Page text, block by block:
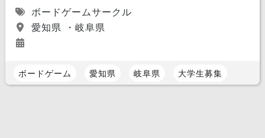
ボードゲームサークル
愛知県 ・岐阜県
ボードゲーム 愛知県 岐阜県 大学生募集